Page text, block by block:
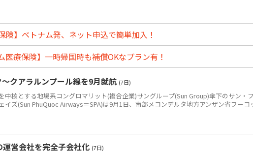
】ベトナム発、ネット申込で簡単加入！
療保険】一時帰国時も補償OKなプラン有！
クアラルンプール線を9月就航 (7日)
中核とする地場系コングロマリット(複合企業)サングループ(Sun Group)傘下のサン・フ
イズ(Sun PhuQuoc Airways＝SPA)は9月1日、南部メコンデルタ地方アンザン省フーコ
営会社を完全子会社化 (7日)